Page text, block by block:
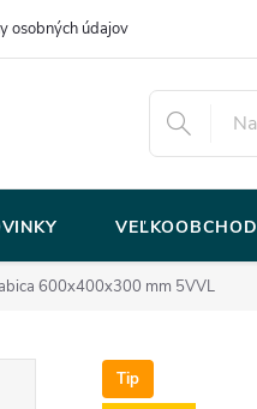
osobných údajov
VEĽKOOBCHOD
600x400x300 mm 5VVL
Tip